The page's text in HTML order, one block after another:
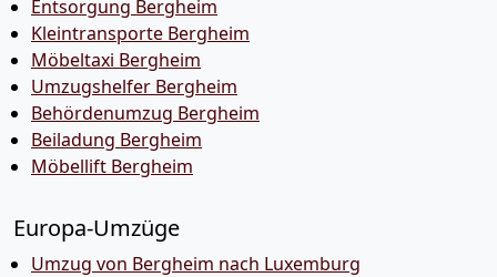
Entsorgung Bergheim
Kleintransporte Bergheim
Möbeltaxi Bergheim
Umzugshelfer Bergheim
Behördenumzug Bergheim
Beiladung Bergheim
Möbellift Bergheim
Europa-Umzüge
Umzug von Bergheim nach Luxemburg